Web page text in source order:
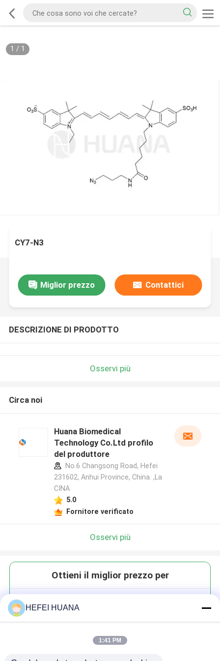
1 / 1
CY7-N3
Miglior prezzo Contattici
DESCRIZIONE DI PRODOTTO
Osservi più
Circa noi
Huana Biomedical
Technology Co.Ltd profilo
del produttore
No.6 Changsong Road, Hefei
231602, Anhui Province, China. ,La
CINA
5.0
Fornitore verificato
Osservi più
Ottieni il miglior prezzo per
HEFEI HUANA
1:41 PM